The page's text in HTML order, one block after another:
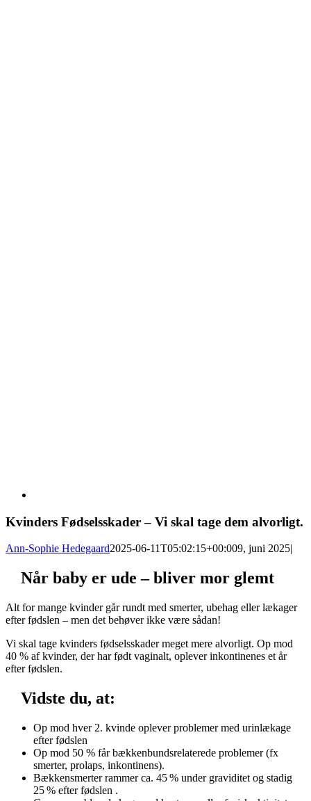
Kvinders Fødselsskader – Vi skal tage dem alvorligt.
Ann-Sophie Hedegaard2025-06-11T05:02:15+00:009, juni 2025|
Når baby er ude – bliver mor glemt
Alt for mange kvinder går rundt med smerter, ubehag eller lækager
efter fødslen – men det behøver ikke være sådan!
Vi skal tage kvinders fødselsskader meget mere alvorligt. Op mod
40 % af kvinder, der har født vaginalt, oplever inkontinenes et år
efter fødslen.
Vidste du, at:
Op mod hver 2. kvinde oplever problemer med urinlækage
efter fødslen
Op mod 50 % får bækkenbundsrelaterede problemer (fx
smerter, prolaps, inkontinens).
Bækkensmerter rammer ca. 45 % under graviditet og stadig
25 % efter fødslen .